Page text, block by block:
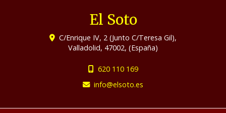
El Soto
C/Enrique IV, 2 (Junto C/Teresa Gil),
Valladolid, 47002, (España)
620 110 169
info
elsoto.es